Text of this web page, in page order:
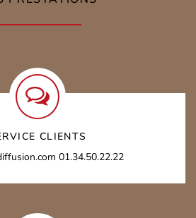
CLIENTS
01.34.50.22.22